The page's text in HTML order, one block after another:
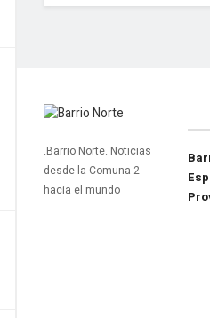
.Barrio Norte. Noticias
desde la Comuna 2
hacia el mundo